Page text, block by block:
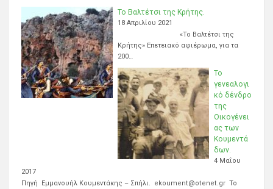
Το Βαλτέτσι της Κρήτης.
18 Απριλίου 2021
«Το Βαλτέτσι της
Κρήτης» Επετειακό αφιέρωμα, για τα
200…
Το
γενεαλογι
κό δένδρο
της
Οικογένει
ας των
Κουμεντά
δων.
4 Μαΐου
2017
Πηγή Εμμανουήλ Κουμεντάκης – Σπήλι. ekoument@otenet.gr Το